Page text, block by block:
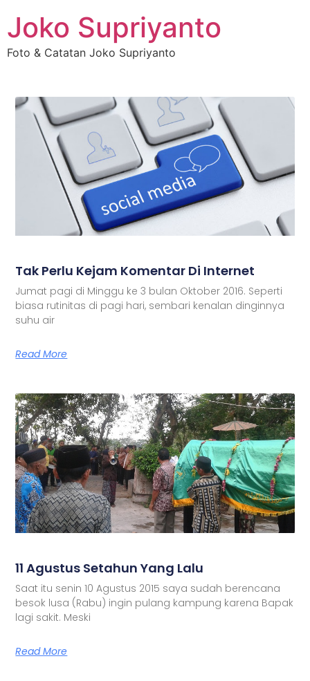
Joko Supriyanto
Foto & Catatan Joko Supriyanto
Tak Perlu Kejam Komentar Di Internet
Jumat pagi di Minggu ke 3 bulan Oktober 2016. Seperti
biasa rutinitas di pagi hari, sembari kenalan dinginnya
suhu air
Read More
11 Agustus Setahun Yang Lalu
Saat itu senin 10 Agustus 2015 saya sudah berencana
besok lusa (Rabu) ingin pulang kampung karena Bapak
lagi sakit. Meski
Read More